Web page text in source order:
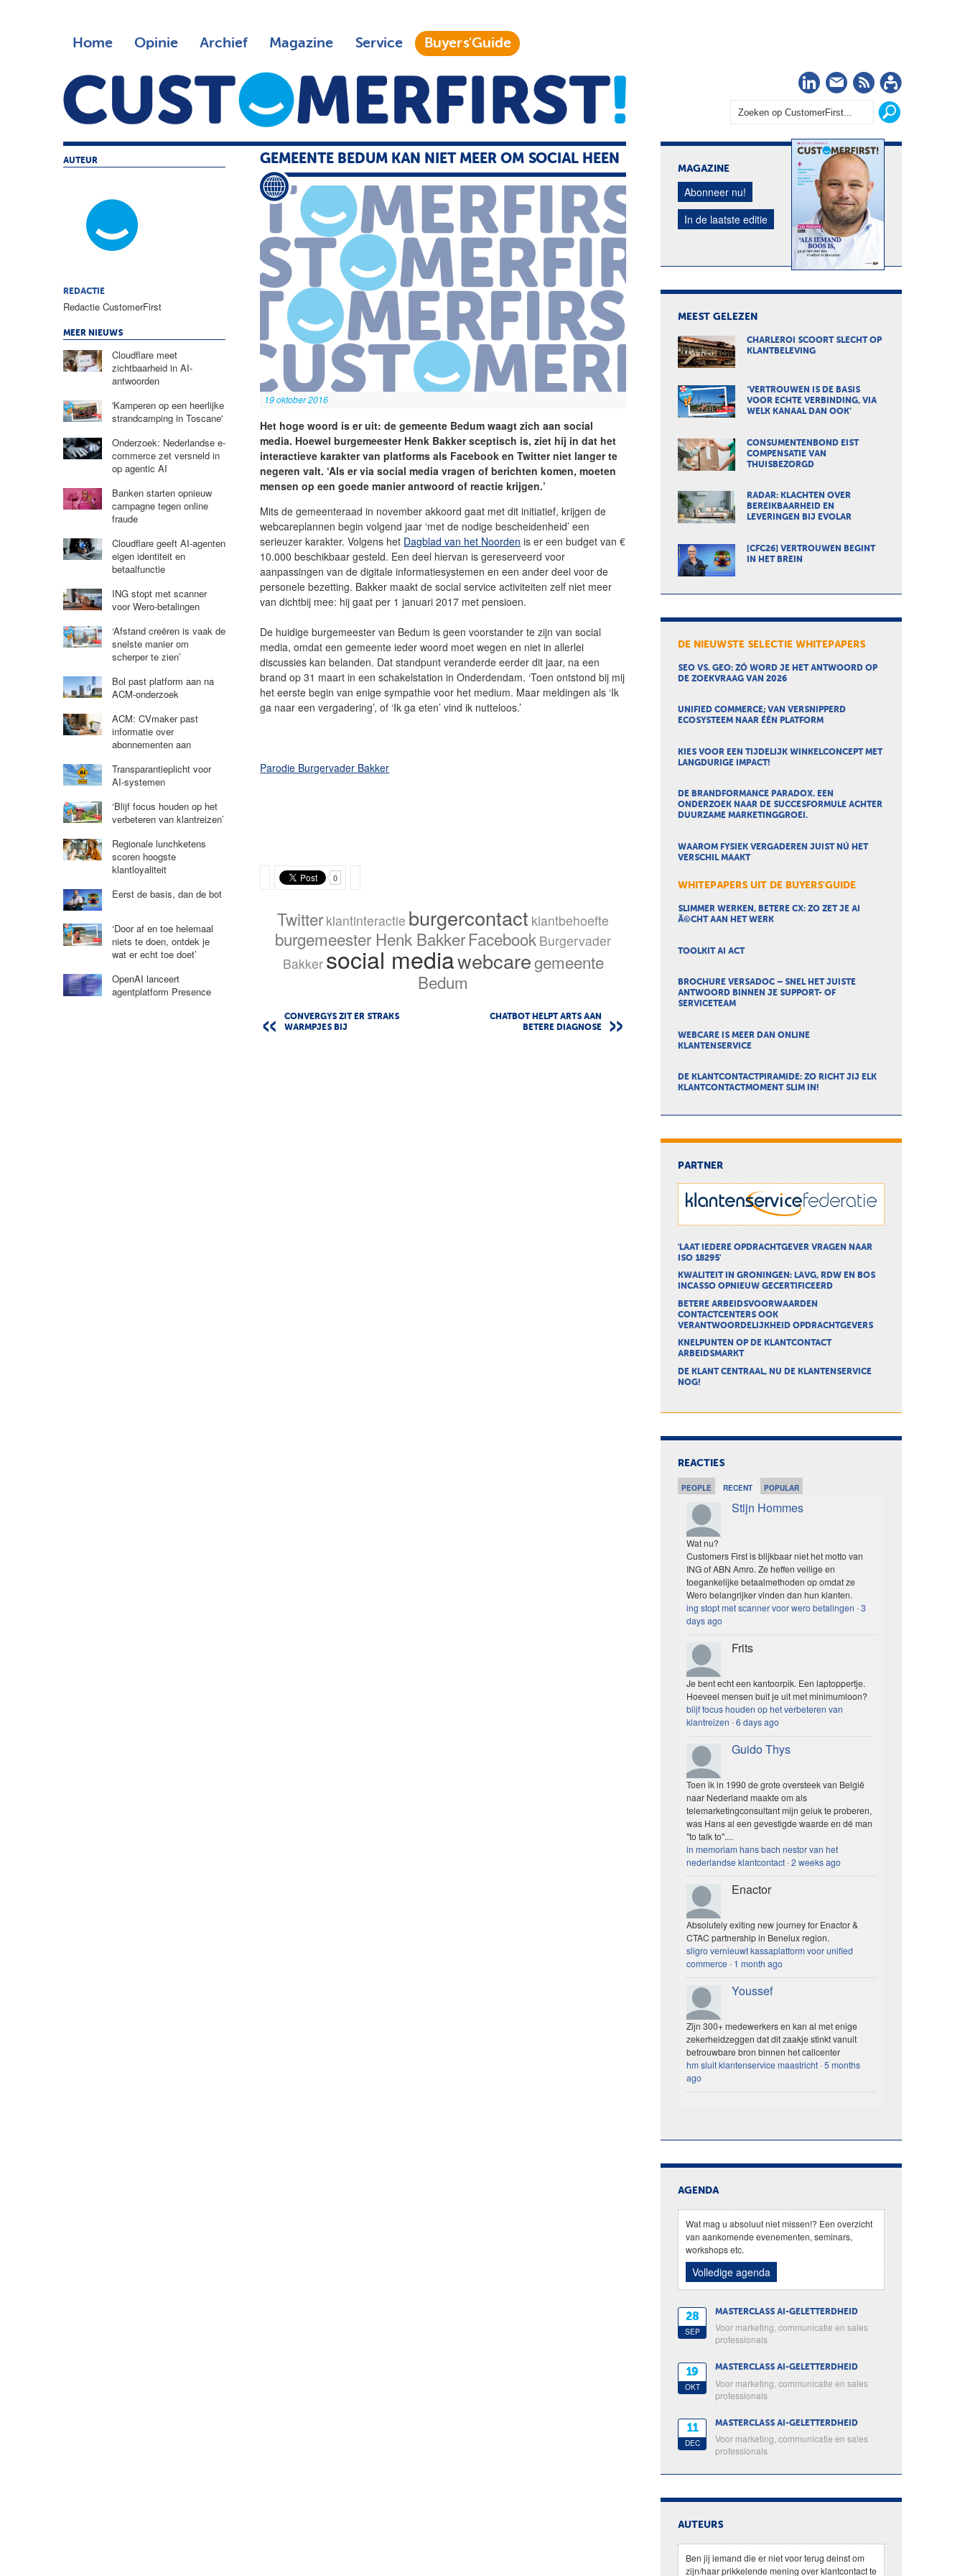
Home Opinie Archief Magazine Service Buyers'Guide
LinkedIn
Nieuwsbrief
RSS
GEMEENTE BEDUM KAN NIET MEER OM SOCIAL HEEN
19 oktober 2016
Het hoge woord is er uit: de gemeente Bedum waagt zich aan social
media. Hoewel burgemeester Henk Bakker sceptisch is, ziet hij in dat het
interactieve karakter van platforms als Facebook en Twitter niet langer te
negeren valt. ‘Als er via social media vragen of berichten komen, moeten
mensen op een goede manier antwoord of reactie krijgen.’
Mits de gemeenteraad in november akkoord gaat met dit initiatief, krijgen de
webcareplannen begin volgend jaar ‘met de nodige bescheidenheid’ een
serieuzer karakter. Volgens het Dagblad van het Noorden is er een budget van €
10.000 beschikbaar gesteld. Een deel hiervan is gereserveerd voor
aanpassingen van de digitale informatiesystemen en een ander deel voor de
personele bezetting. Bakker maakt de social service activiteiten zelf niet meer
van dichtbij mee: hij gaat per 1 januari 2017 met pensioen.
De huidige burgemeester van Bedum is geen voorstander te zijn van social
media, omdat een gemeente ieder woord moet wegen en niet in allerlei
discussies kan belanden. Dat standpunt veranderde eerder dit jaar, na een
brand op 31 maart in een schakelstation in Onderdendam. ‘Toen ontstond bij mij
het eerste begin van enige sympathie voor het medium. Maar meldingen als ‘Ik
ga naar een vergadering’, of ‘Ik ga eten’ vind ik nutteloos.’
Parodie Burgervader Bakker
0
Twitter klantinteractie burgercontact klantbehoefte
burgemeester Henk BakkerFacebook Burgervader
Bakker social mediawebcaregemeente
Bedum
CONVERGYS ZIT ER STRAKS
WARMPJES BIJ
CHATBOT HELPT ARTS AAN
BETERE DIAGNOSE
AUTEUR
REDACTIE
Redactie CustomerFirst
MEER NIEUWS
Cloudflare meet
zichtbaarheid in AI-
antwoorden
'Kamperen op een heerlijke
strandcamping in Toscane'
Onderzoek: Nederlandse e-
commerce zet versneld in
op agentic AI
Banken starten opnieuw
campagne tegen online
fraude
Cloudflare geeft AI-agenten
eigen identiteit en
betaalfunctie
ING stopt met scanner
voor Wero-betalingen
‘Afstand creëren is vaak de
snelste manier om
scherper te zien’
Bol past platform aan na
ACM-onderzoek
ACM: CVmaker past
informatie over
abonnementen aan
Transparantieplicht voor
AI-systemen
‘Blijf focus houden op het
verbeteren van klantreizen’
Regionale lunchketens
scoren hoogste
klantloyaliteit
Eerst de basis, dan de bot
‘Door af en toe helemaal
niets te doen, ontdek je
wat er echt toe doet’
OpenAI lanceert
agentplatform Presence
MAGAZINE
Abonneer nu!
In de laatste editie
MEEST GELEZEN
CHARLEROI SCOORT SLECHT OP
KLANTBELEVING
‘VERTROUWEN IS DE BASIS
VOOR ECHTE VERBINDING, VIA
WELK KANAAL DAN OOK’
CONSUMENTENBOND EIST
COMPENSATIE VAN
THUISBEZORGD
RADAR: KLACHTEN OVER
BEREIKBAARHEID EN
LEVERINGEN BIJ EVOLAR
[CFC26] VERTROUWEN BEGINT
IN HET BREIN
DE NIEUWSTE SELECTIE WHITEPAPERS
SEO VS. GEO: ZÓ WORD JE HET ANTWOORD OP
DE ZOEKVRAAG VAN 2026
UNIFIED COMMERCE; VAN VERSNIPPERD
ECOSYSTEEM NAAR ÉÉN PLATFORM
KIES VOOR EEN TIJDELIJK WINKELCONCEPT MET
LANGDURIGE IMPACT!
DE BRANDFORMANCE PARADOX. EEN
ONDERZOEK NAAR DE SUCCESFORMULE ACHTER
DUURZAME MARKETINGGROEI.
WAAROM FYSIEK VERGADEREN JUIST NÚ HET
VERSCHIL MAAKT
WHITEPAPERS UIT DE BUYERS'GUIDE
SLIMMER WERKEN, BETERE CX: ZO ZET JE AI
Ã©CHT AAN HET WERK
TOOLKIT AI ACT
BROCHURE VERSADOC – SNEL HET JUISTE
ANTWOORD BINNEN JE SUPPORT- OF
SERVICETEAM
WEBCARE IS MEER DAN ONLINE
KLANTENSERVICE
DE KLANTCONTACTPIRAMIDE: ZO RICHT JIJ ELK
KLANTCONTACTMOMENT SLIM IN!
PARTNER
'LAAT IEDERE OPDRACHTGEVER VRAGEN NAAR
ISO 18295'
KWALITEIT IN GRONINGEN: LAVG, RDW EN BOS
INCASSO OPNIEUW GECERTIFICEERD
BETERE ARBEIDSVOORWAARDEN
CONTACTCENTERS OOK
VERANTWOORDELIJKHEID OPDRACHTGEVERS
KNELPUNTEN OP DE KLANTCONTACT
ARBEIDSMARKT
DE KLANT CENTRAAL, NU DE KLANTENSERVICE
NOG!
REACTIES
PEOPLE RECENT POPULAR
Stijn Hommes
Wat nu?
Customers First is blijkbaar niet het motto van
ING of ABN Amro. Ze heffen veilige en
toegankelijke betaalmethoden op omdat ze
Wero belangrijker vinden dan hun klanten.
ing stopt met scanner voor wero betalingen ·3
days ago
Frits
Je bent echt een kantoorpik. Een laptoppertje.
Hoeveel mensen buit je uit met minimumloon?
blijf focus houden op het verbeteren van
klantreizen ·6 days ago
Guido Thys
Toen ik in 1990 de grote oversteek van België
naar Nederland maakte om als
telemarketingconsultant mijn geluk te proberen,
was Hans al een gevestigde waarde en dé man
"to talk to"....
in memoriam hans bach nestor van het
nederlandse klantcontact ·2 weeks ago
Enactor
Absolutely exiting new journey for Enactor &
CTAC partnership in Benelux region.
sligro vernieuwt kassaplatform voor unified
commerce · 1 month ago
Youssef
Zijn 300+ medewerkers en kan al met enige
zekerheidzeggen dat dit zaakje stinkt vanuit
betrouwbare bron binnen het callcenter
hm sluit klantenservice maastricht ·5 months
ago
AGENDA
Wat mag u absoluut niet missen!? Een overzicht
van aankomende evenementen, seminars,
workshops etc.
Volledige agenda
28
SEP
MASTERCLASS AI-GELETTERDHEID
Voor marketing, communicatie en sales
professionals
19
OKT
MASTERCLASS AI-GELETTERDHEID
Voor marketing, communicatie en sales
professionals
11
DEC
MASTERCLASS AI-GELETTERDHEID
Voor marketing, communicatie en sales
professionals
AUTEURS
Ben jij iemand die er niet voor terug deinst om
zijn/haar prikkelende mening over klantcontact te